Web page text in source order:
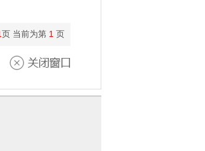
页 当前为第 1 页
关闭窗口